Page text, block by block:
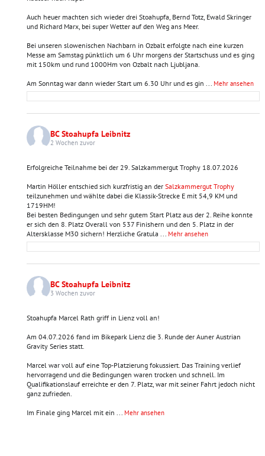
Auch heuer machten sich wieder drei Stoahupfa, Bernd Totz, Ewald Skringer
und Richard Marx, bei super Wetter auf den Weg ans Meer.
Bei unseren slowenischen Nachbarn in Ozbalt erfolgte nach eine kurzen
Messe am Samstag pünktlich um 6 Uhr morgens der Startschuss und es ging
mit 150km und rund 1000Hm von Ozbalt nach Ljubljana.
Am Sonntag war dann wieder Start um 6.30 Uhr und es gin Mehr ansehen
BC Stoahupfa Leibnitz
2 Wochen zuvor
Erfolgreiche Teilnahme bei der 29. Salzkammergut Trophy 18.07.2026
Martin Höller entschied sich kurzfristig an der Salzkammergut Trophy
teilzunehmen und wählte dabei die Klassik-Strecke E mit 54,9 KM und
1719HM!
Bei besten Bedingungen und sehr gutem Start Platz aus der 2. Reihe konnte
er sich den 8. Platz Overall von 537 Finishern und den 5. Platz in der
Altersklasse M30 sichern! Herzliche Gratula
Mehr ansehen
BC Stoahupfa Leibnitz
3 Wochen zuvor
Stoahupfa Marcel Rath griff in Lienz voll an!
Am 04.07.2026 fand im Bikepark Lienz die 3. Runde der Auner Austrian
Gravity Series statt.
Marcel war voll auf eine Top-Platzierung fokussiert. Das Training verlief
hervorragend und die Bedingungen waren trocken und schnell. Im
Qualifikationslauf erreichte er den 7. Platz, war mit seiner Fahrt jedoch nicht
ganz zufrieden.
Im Finale ging Marcel mit ein Mehr ansehen